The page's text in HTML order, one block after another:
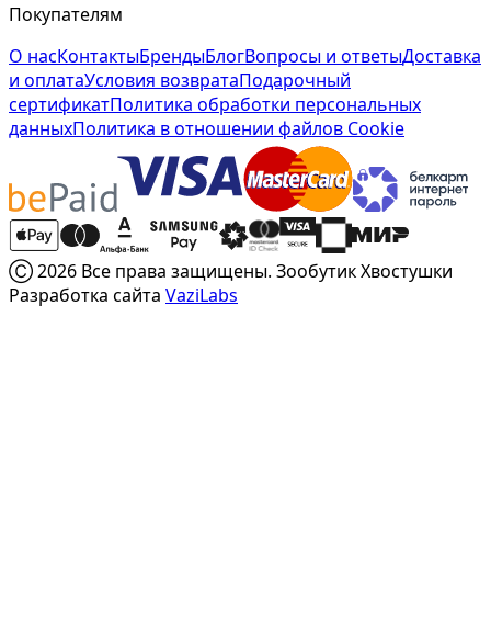
Покупателям
О насКонтактыБрендыБлогВопросы и ответыДоставка
и оплатаУсловия возвратаПодарочный
сертификатПолитика обработки персональных
данныхПолитика в отношении файлов Cookie
Ⓒ 2026 Все права защищены. Зообутик Хвостушки
Разработка сайта VaziLabs